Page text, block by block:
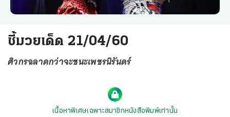
ชี้มวยเด็ด 21/04/60
ศิวกรฉลาดกว่าจะชนะเพชรนิรันดร์
เนื้อหาพิเศษเฉพาะสมาชิกหนังสือพิมพ์เท่านั้น